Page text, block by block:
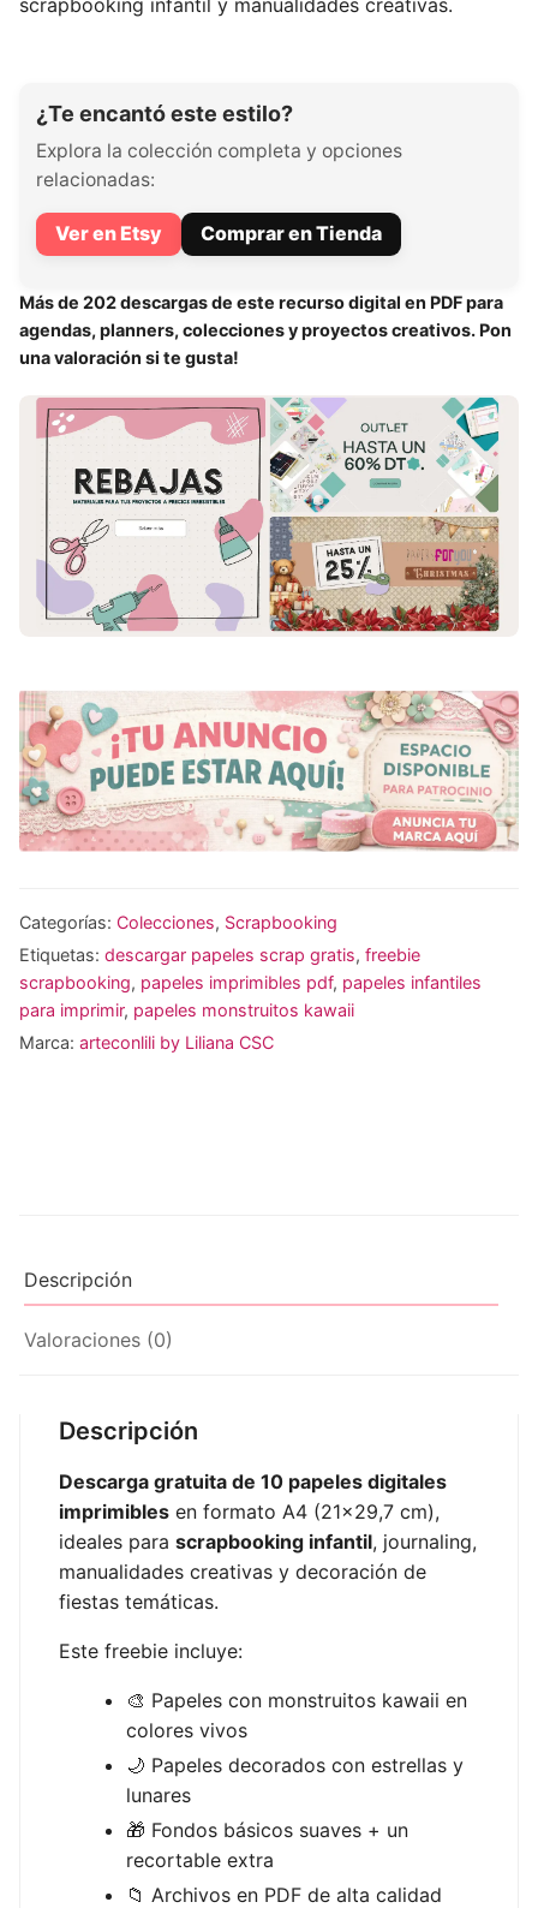
scrapbooking infantil y manualidades creativas.
¿Te encantó este estilo?
Explora la colección completa y opciones
relacionadas:
Ver en Etsy Comprar en Tienda
Más de 202 descargas de este recurso digital en PDF para
agendas, planners, colecciones y proyectos creativos. Pon
una valoración si te gusta!
Categorías: Colecciones, Scrapbooking
Etiquetas: descargar papeles scrap gratis, freebie
scrapbooking, papeles imprimibles pdf, papeles infantiles
para imprimir, papeles monstruitos kawaii
Marca: arteconlili by Liliana CSC
Descripción
Valoraciones (0)
Descripción
Descarga gratuita de 10 papeles digitales
imprimibles en formato A4 (21×29,7 cm),
ideales para scrapbooking infantil, journaling,
manualidades creativas y decoración de
fiestas temáticas.
Este freebie incluye:
🎨 Papeles con monstruitos kawaii en
colores vivos
🌙 Papeles decorados con estrellas y
lunares
🎁 Fondos básicos suaves + un
recortable extra
📁 Archivos en PDF de alta calidad